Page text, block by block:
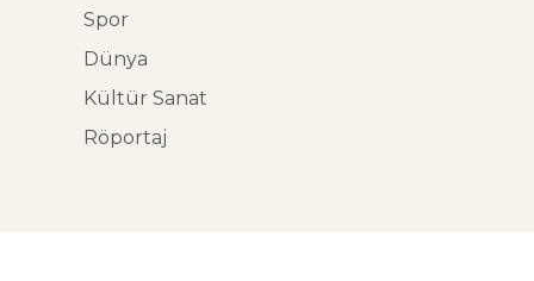
Spor
Dünya
Kültür Sanat
Röportaj